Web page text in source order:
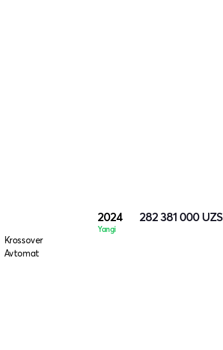
Krossover
Avtomat
2024
Yangi
282 381 000 UZS